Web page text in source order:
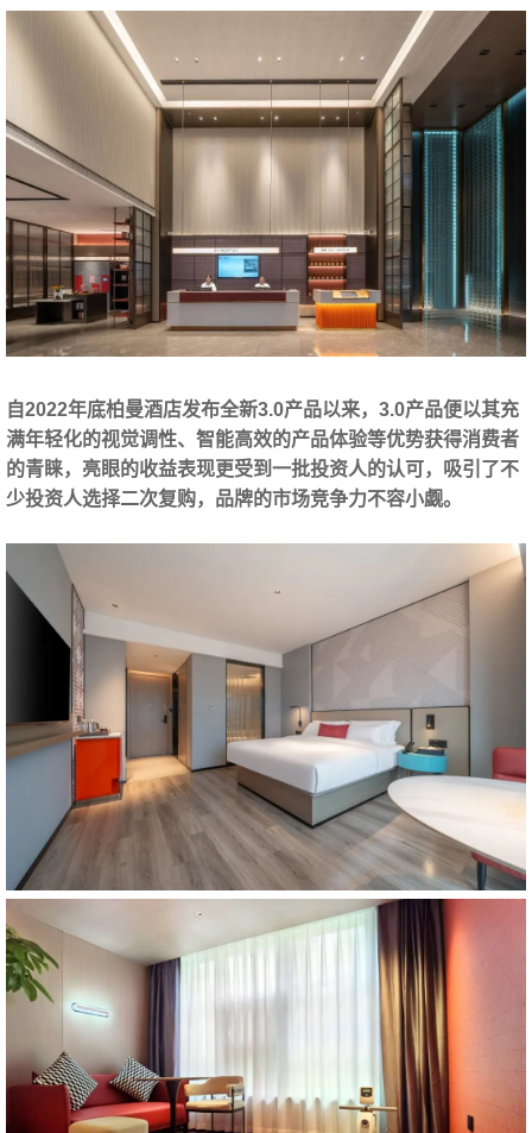
自2022年底柏曼酒店发布全新3.0产品以来，3.0产品便以其充
满年轻化的视觉调性、智能高效的产品体验等优势获得消费者
的青睐，亮眼的收益表现更受到一批投资人的认可，吸引了不
少投资人选择二次复购，品牌的市场竞争力不容小觑。